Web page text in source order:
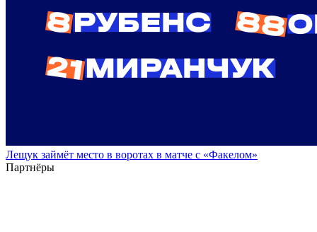
Лещук займёт место в воротах в матче с «Факелом»
Партнёры